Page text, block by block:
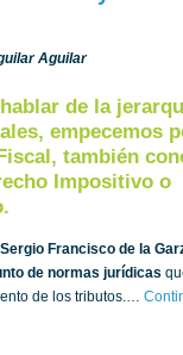
Aguilar
de la
empecemos
también
Impositivo o
Sergio Francisco de la
de normas jurídicas
de los tributos.…